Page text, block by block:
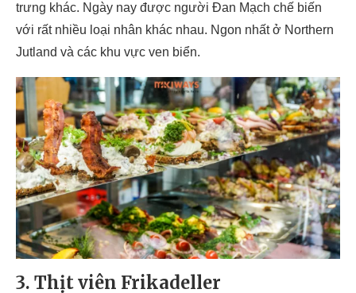
trưng khác. Ngày nay được người Đan Mạch chế biến
với rất nhiều loại nhân khác nhau. Ngon nhất ở Northern
Jutland và các khu vực ven biển.
3. Thịt viên Frikadeller